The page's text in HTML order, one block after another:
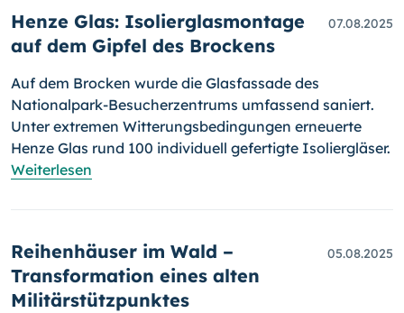
Henze Glas: Isolierglasmontage
auf dem Gipfel des Brockens
07.08.2025
Auf dem Brocken wurde die Glasfassade des
Nationalpark-Besucherzentrums umfassend saniert.
Unter extremen Witterungsbedingungen erneuerte
Henze Glas rund 100 individuell gefertigte Isoliergläser.
Weiterlesen
Reihenhäuser im Wald –
Transformation eines alten
Militärstützpunktes
05.08.2025